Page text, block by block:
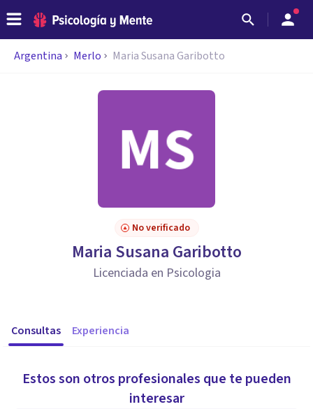
Argentina Merlo Maria Susana Garibotto
No verificado
Maria Susana Garibotto
Licenciada en Psicologia
Consultas Experiencia
Estos son otros profesionales que te pueden
interesar